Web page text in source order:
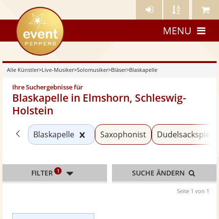
Künstler- Künstler Meine
eventpeppers
MENU
Alle Künstler>Live-Musiker>Solomusiker>Bläser>Blaskapelle
Ihre Suchergebnisse für
Blaskapelle in Elmshorn, Schleswig-
Holstein
Zurück zu «Bläser»
Blaskapelle Kategorie «Blaskapelle»
Saxophonist
FILTER 1 SUCHE ÄNDERN
Seite 1 von 1